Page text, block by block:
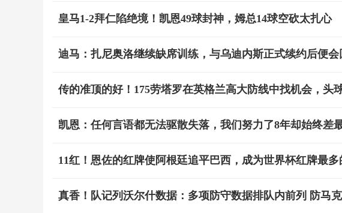
皇马1-2拜仁陷绝境！凯恩49球封神，姆总14球空砍太扎心
迪马：扎尼奥洛继续缺席训练，与乌迪内斯正式续约后便会
传的准顶的好！175劳塔罗在英格兰高大防线中找机会，头
凯恩：任何言语都无法驱散失落，我们努力了8年却始终差
11红！恩佐的红牌使阿根廷追平巴西，成为世界杯红牌最多
真香！队记列沃尔什数据：多项防守数据排队内前列 防马